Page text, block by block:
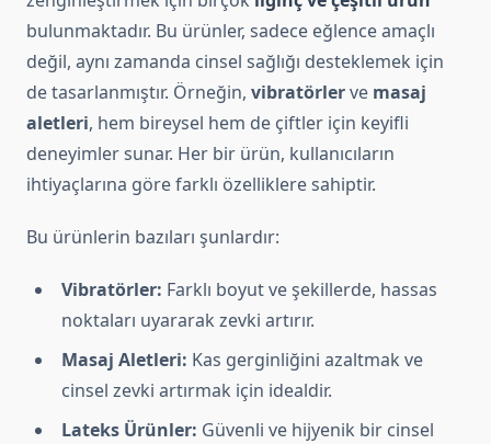
bulunmaktadır. Bu ürünler, sadece eğlence amaçlı
değil, aynı zamanda cinsel sağlığı desteklemek için
de tasarlanmıştır. Örneğin, vibratörlerve masaj
aletleri, hem bireysel hem de çiftler için keyifli
deneyimler sunar. Her bir ürün, kullanıcıların
ihtiyaçlarına göre farklı özelliklere sahiptir.
Bu ürünlerin bazıları şunlardır:
Vibratörler: Farklı boyut ve şekillerde, hassas
noktaları uyararak zevki artırır.
Masaj Aletleri: Kas gerginliğini azaltmak ve
cinsel zevki artırmak için idealdir.
Lateks Ürünler: Güvenli ve hijyenik bir cinsel